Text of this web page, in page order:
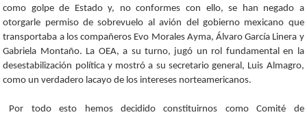
como golpe de Estado y, no conformes con ello, se han negado a
otorgarle permiso de sobrevuelo al avión del gobierno mexicano que
transportaba a los compañeros Evo Morales Ayma, Álvaro García Linera y
Gabriela Montaño. La OEA, a su turno, jugó un rol fundamental en la
desestabilización política y mostró a su secretario general, Luis Almagro,
como un verdadero lacayo de los intereses norteamericanos.
Por todo esto hemos decidido constituirnos como Comité de